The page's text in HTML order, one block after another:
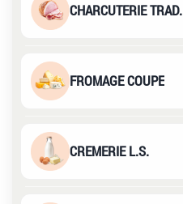
CHARCUTERIE TRAD.
FROMAGE COUPE
CREMERIE L.S.